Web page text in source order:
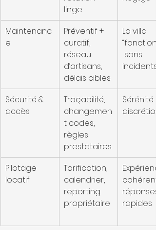
linge
Maintenanc
e
Préventif +
curatif,
réseau
d’artisans,
délais cibles
La villa
sans
incidents
Sécurité &
accès
Traçabilité,
changemen
t codes,
règles
prestataires
Sérénité
discrétion
Pilotage
locatif
Tarification,
calendrier,
reporting
propriétaire
réponses
rapides